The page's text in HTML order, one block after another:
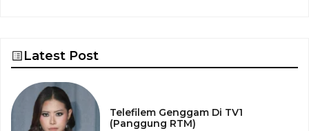
Latest Post
Telefilem Genggam Di TV1
(Panggung RTM)